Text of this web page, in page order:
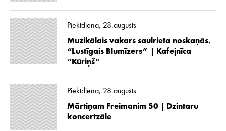
Piektdiena, 28.augusts
Muzikālais vakars saulrieta noskaņās.
“Lustīgais Blumīzers” | Kafejnīca
“Kūriņš”
Piektdiena, 28.augusts
Mārtiņam Freimanim 50 | Dzintaru
koncertzāle